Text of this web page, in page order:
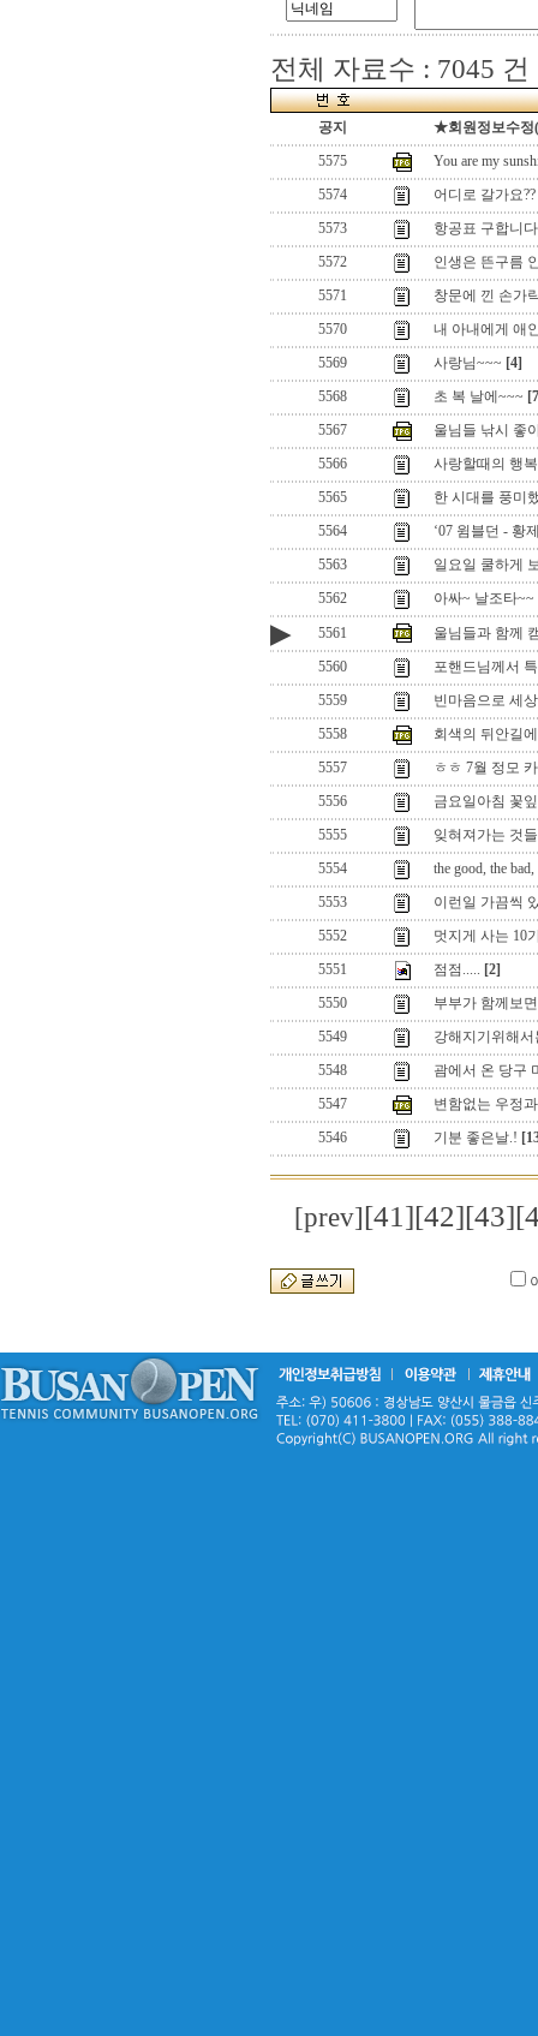
전체 자료수 : 7045 건
공지
★회원정보수정
5575
You are my
5574
어디로 갈가요??
5573
항공표 구합니
5572
인생은 뜬구름
5571
창문에 낀 손가
5570
내 아내에게 애
5569
사랑님~~~ [4]
5568
초 복 날에~~~
5567
울님들 낚시 좋
5566
사랑할때의 행
5565
한 시대를 풍미
5564
‘07 윔블던 - 황
5563
일요일 쿨하게
5562
아싸~ 날조타~~
▶ 5561
울님들과 함께
5560
포핸드님께서
5559
빈마음으로 세
5558
회색의 뒤안길
5557
ㅎㅎ 7월 정모
5556
금요일아침 꽃
5555
잊혀져가는 것
5554
the good, the
5553
이런일 가끔씩
5552
멋지게 사는 10
5551
점점..... [2]
5550
부부가 함께보
5549
강해지기위해서
5548
괌에서 온 당구
5547
변함없는 우정
5546
기분 좋은날.!
[prev][41][42][43]